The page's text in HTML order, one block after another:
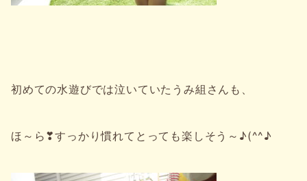
初めての水遊びでは泣いていたうみ組さんも、
ほ～ら❣すっかり慣れてとっても楽しそう～♪(^^♪